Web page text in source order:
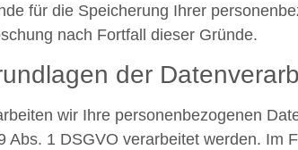
für die Speicherung Ihrer
nach Fortfall dieser Gründe.
der
wir Ihre personenbezogenen
1 DSGVO verarbeitet werden.